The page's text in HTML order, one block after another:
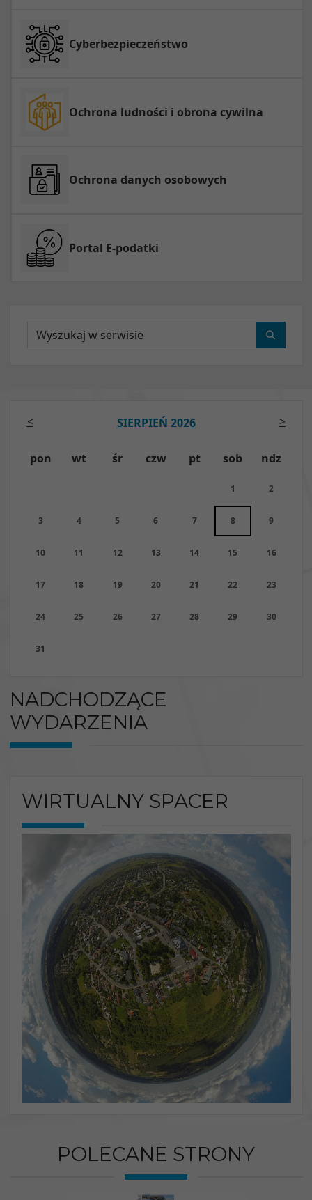
Cyberbezpieczeństwo
Ochrona ludności i obrona cywilna
Ochrona danych osobowych
Portal E-podatki
Wyszukaj
SIERPIEŃ 2026
pon wt śr czw pt sob ndz
1 2
3 4 5 6 7 8 9
10 11 12 13 14 15 16
17 18 19 20 21 22 23
24 25 26 27 28 29 30
31
< >
NADCHODZĄCE
WYDARZENIA
WIRTUALNY SPACER
POLECANE STRONY